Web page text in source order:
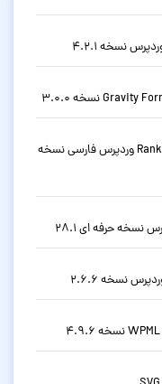
دانلود افزونه سئو حرفه ای رنک مث Rank Math Pro وردپرس فارسی نسخه